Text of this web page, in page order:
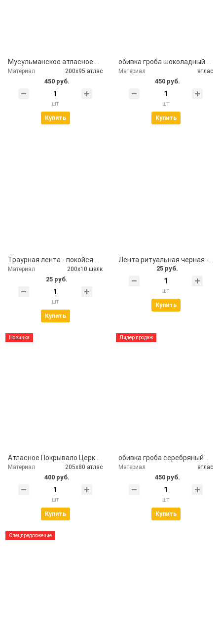
Мусульманское атласное покрывало Кул шариф
Материал 200х95 атлас
450 руб.
шт
Купить
обивка гроба шоколадный атлас
Материал атлас
450 руб.
шт
Купить
Материал 200х10 шелк
25 руб.
шт
Купить
25 руб.
шт
Купить
Новинка
Материал 205х80 атлас
400 руб.
шт
Купить
Лидер продаж
Материал атлас
450 руб.
шт
Купить
Спецпредложение